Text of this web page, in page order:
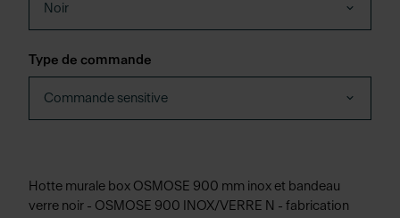
Noir
Type de commande
Commande sensitive
Hotte murale box OSMOSE 900 mm inox et bandeau
verre noir - OSMOSE 900 INOX/VERRE N - fabrication